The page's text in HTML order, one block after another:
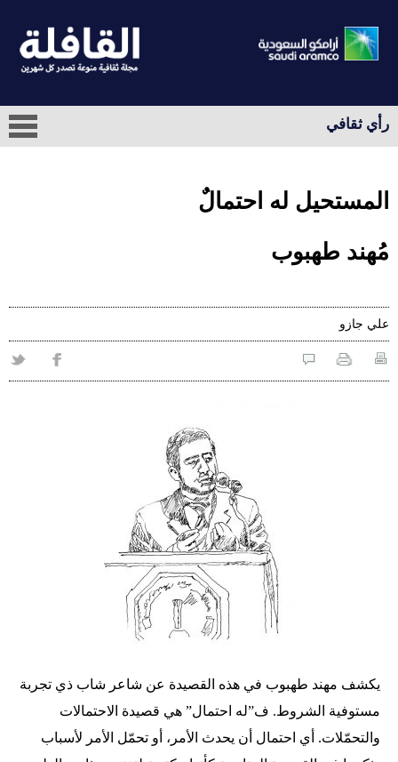
رأي ثقافي
المستحيل له احتمالٌ
مُهند طهبوب
علي‭ ‬جازو
يكشف مهند طهبوب في هذه القصيدة عن شاعر شاب ذي تجربة
مستوفية الشروط. ف”له احتمال” هي قصيدة الاحتمالات
والتحمّلات. أي احتمال أن يحدث الأمر، أو تحمّل الأمر لأسباب